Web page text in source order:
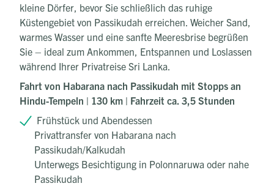
kleine Dörfer, bevor Sie schließlich das ruhige
Küstengebiet von Passikudah erreichen. Weicher Sand,
warmes Wasser und eine sanfte Meeresbrise begrüßen
Sie – ideal zum Ankommen, Entspannen und Loslassen
während Ihrer Privatreise Sri Lanka.
Fahrt von Habarana nach Passikudah mit Stopps an
Hindu-Tempeln | 130 km | Fahrzeit ca. 3,5 Stunden
Frühstück und Abendessen
Privattransfer von Habarana nach
Passikudah/Kalkudah
Unterwegs Besichtigung in Polonnaruwa oder nahe
Passikudah